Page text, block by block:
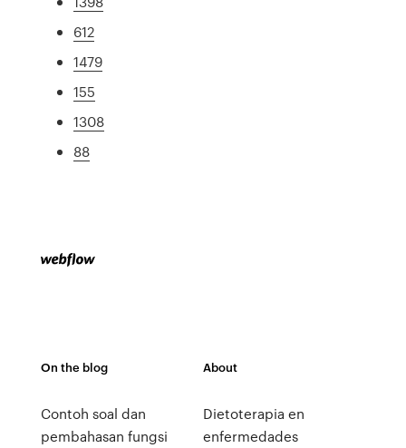
612
1479
155
1308
88
On the blog
Contoh soal dan
pembahasan fungsi
About
Dietoterapia en
enfermedades